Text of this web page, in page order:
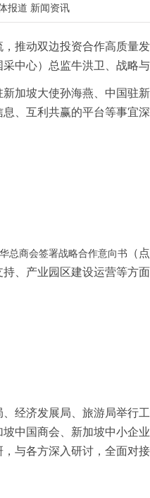
报道 新闻资讯
推动双边投资合作高质量
中心）总监牛洪卫、战略
加坡大使孙海燕、中国驻
、互利共赢的平台等事宜深
总商会签署战略合作意向书 （
、产业园区建设运营等方
经济发展局、旅游局举行
中国商会、新加坡中小企
与各方深入研讨，全面对接